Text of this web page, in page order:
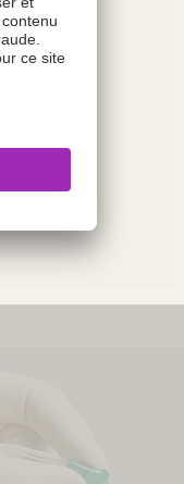
or
d’anesthésie
de solutions,
et plus